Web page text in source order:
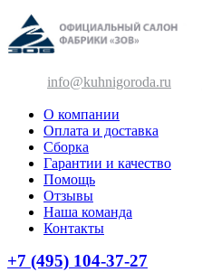
info@kuhnigoroda.ru
О компании
Оплата и доставка
Сборка
Гарантии и качество
Помощь
Отзывы
Наша команда
Контакты
+7 (495) 104-37-27